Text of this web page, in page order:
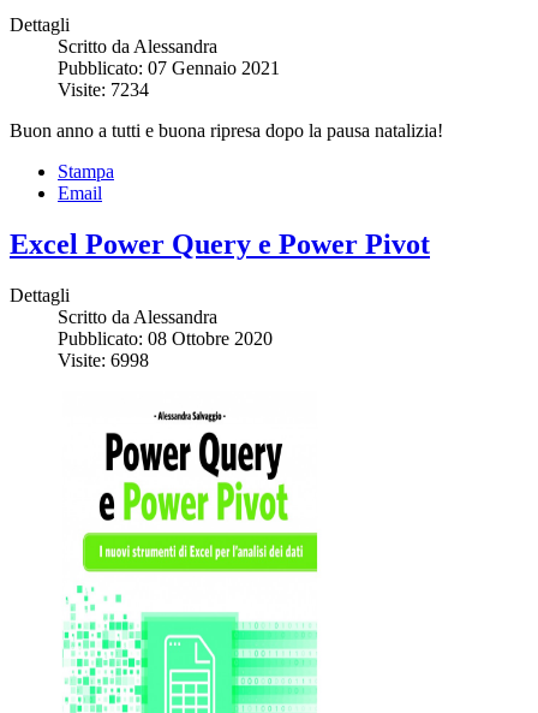
Dettagli
Scritto da Alessandra
Pubblicato: 07 Gennaio 2021
Visite: 7234
Buon anno a tutti e buona ripresa dopo la pausa natalizia!
Stampa
Email
Excel Power Query e Power Pivot
Dettagli
Scritto da Alessandra
Pubblicato: 08 Ottobre 2020
Visite: 6998